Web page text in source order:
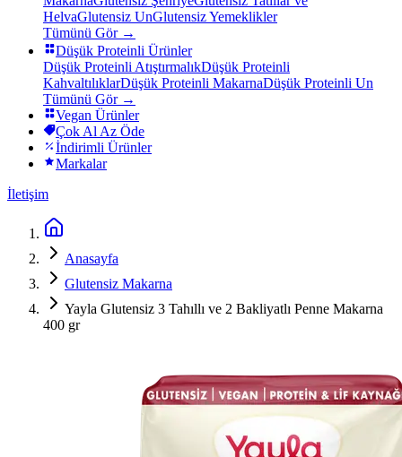
HelvaGlutensiz UnGlutensiz Yemeklikler
Tümünü Gör →
Düşük Proteinli Ürünler
Düşük Proteinli AtıştırmalıkDüşük Proteinli
KahvaltılıklarDüşük Proteinli MakarnaDüşük Proteinli Un
Tümünü Gör →
Vegan Ürünler
Çok Al Az Öde
İndirimli Ürünler
Markalar
İletişim
Anasayfa
Glutensiz Makarna
Yayla Glutensiz 3 Tahıllı ve 2 Bakliyatlı Penne Makarna
400 gr